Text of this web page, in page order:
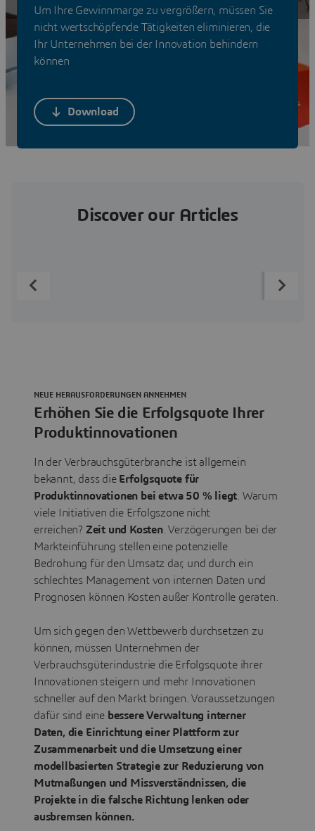
Lösungen anzeigen
Um Ihre Gewinnmarge zu vergrößern, müssen Sie
nicht wertschöpfende Tätigkeiten eliminieren, die
Ihr Unternehmen bei der Innovation behindern
können
Download
Discover our Articles
Erhöhen Sie die Erfolgsquote Ihrer
Produktinnovationen
NEUE HERAUSFORDERUNGEN ANNEHMEN
In der Verbrauchsgüterbranche ist allgemein
bekannt, dass die Erfolgsquote für
Produktinnovationen bei etwa 50 % liegt. Warum
viele Initiativen die Erfolgszone nicht
erreichen? Zeit und Kosten. Verzögerungen bei der
Markteinführung stellen eine potenzielle
Bedrohung für den Umsatz dar, und durch ein
schlechtes Management von internen Daten und
Prognosen können Kosten außer Kontrolle geraten.
Um sich gegen den Wettbewerb durchsetzen zu
können, müssen Unternehmen der
Verbrauchsgüterindustrie die Erfolgsquote ihrer
Innovationen steigern und mehr Innovationen
schneller auf den Markt bringen. Voraussetzungen
dafür sind eine bessere Verwaltung interner
Daten, die Einrichtung einer Plattform zur
Zusammenarbeit und die Umsetzung einer
modellbasierten Strategie zur Reduzierung von
Mutmaßungen und Missverständnissen, die
Projekte in die falsche Richtung lenken oder
ausbremsen können.